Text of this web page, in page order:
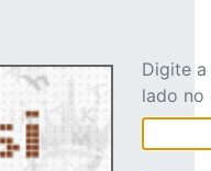
Digite
lado no